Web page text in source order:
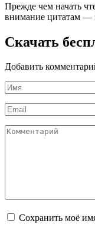
Прежде чем начать
внимание цитатам —
Скачать
Добавить
Имя
*
Email
*
Комментарий
Сохранить моё